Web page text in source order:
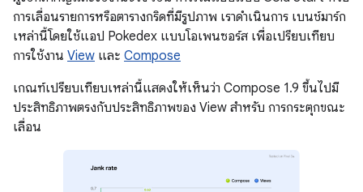
การเลื่อนรายการหรือตารางกริดที่มีรูปภาพ เราดำเนินการ เบนช์มาร์ก
เหล่านี้โดยใช้แอป Pokedex แบบโอเพนซอร์ส เพื่อเปรียบเทียบ
การใช้งาน View และ Compose
เกณฑ์เปรียบเทียบเหล่านี้แสดงให้เห็นว่า Compose 1.9 ขึ้นไปมี
ประสิทธิภาพตรงกับประสิทธิภาพของ View สำหรับ การกระตุกขณะ
เลื่อน